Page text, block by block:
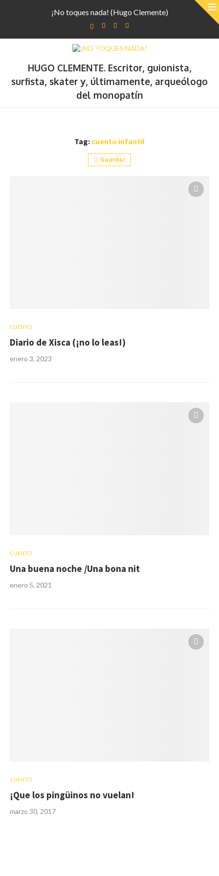
¡No toques nada! (Hugo Clemente)
HUGO CLEMENTE. Escritor, guionista,
surfista, skater y, últimamente, arqueólogo
del monopatín
Tag: cuento infantil
Guardar
CUENTO
Diario de Xisca (¡no lo leas!)
enero 3, 2023
CUENTO
Una buena noche /Una bona nit
enero 5, 2021
CUENTO
¡Que los pingüinos no vuelan!
marzo 30, 2017